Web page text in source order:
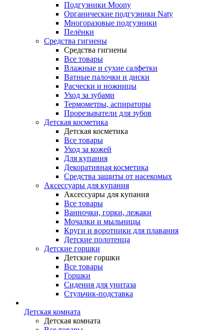
Подгузники Moony
Органические подгузники Naty
Многоразовые подгузники
Пелёнки
Средства гигиены
Средства гигиены
Все товары
Влажные и сухие салфетки
Ватные палочки и диски
Расчески и ножницы
Уход за зубами
Термометры, аспираторы
Прорезыватели для зубов
Детская косметика
Детская косметика
Все товары
Уход за кожей
Для купания
Декоративная косметика
Средства защиты от насекомых
Аксессуары для купания
Аксессуары для купания
Все товары
Ванночки, горки, лежаки
Мочалки и мыльницы
Круги и воротники для плавания
Детские полотенца
Детские горшки
Детские горшки
Все товары
Горшки
Сидения для унитаза
Стульчик-подставка
Детская комната
Детская комната